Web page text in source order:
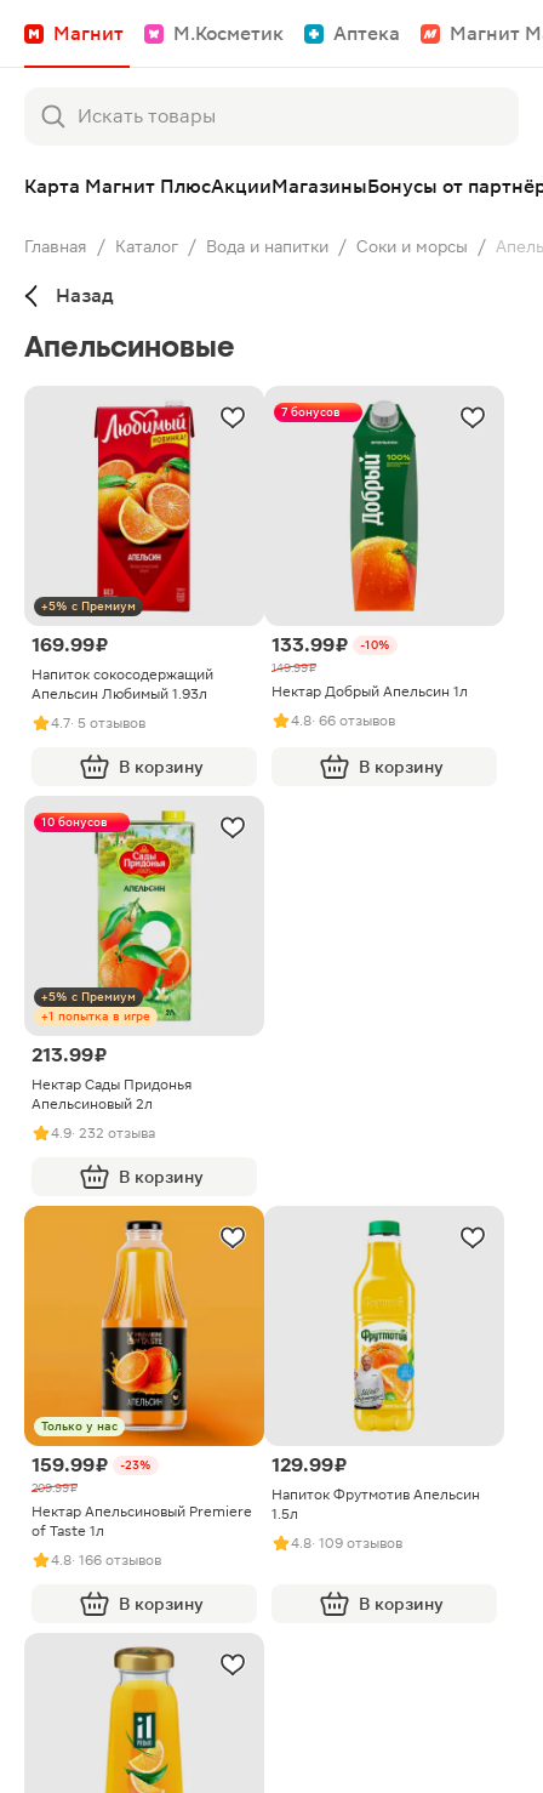
Магнит М.Косметик Аптека Магнит
Карта Магнит ПлюсАкцииМагазиныБонусы от
Главная / Каталог / Вода и напитки / Соки и морсы /
Назад
Апельсиновые
+5% с Премиум
169.99 ₽
Напиток сокосодержащий
Апельсин Любимый 1.93л
4.7· 5 отзывов
В корзину
7 бонусов
133.99 ₽
-10%
149.99 ₽
Нектар Добрый Апельсин 1л
4.8· 66 отзывов
В корзину
10 бонусов
+5% с Премиум
+1 попытка в игре
213.99 ₽
Нектар Сады Придонья
Апельсиновый 2л
4.9· 232 отзыва
В корзину
Только у нас
159.99 ₽
-23%
209.99 ₽
Нектар Апельсиновый Premiere
of Taste 1л
4.8· 166 отзывов
В корзину
129.99 ₽
Напиток Фрутмотив Апельсин
1.5л
4.8· 109 отзывов
В корзину